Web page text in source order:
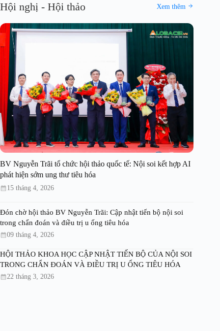
Hội nghị - Hội thảo Xem thêm
BV Nguyễn Trãi tổ chức hội thảo quốc tế: Nội soi kết hợp AI
phát hiện sớm ung thư tiêu hóa
15 tháng 4, 2026
Đón chờ hội thảo BV Nguyễn Trãi: Cập nhật tiến bộ nội soi
trong chẩn đoán và điều trị u ống tiêu hóa
09 tháng 4, 2026
HỘI THẢO KHOA HỌC CẬP NHẬT TIẾN BỘ CỦA NỘI SOI
TRONG CHẨN ĐOÁN VÀ ĐIỀU TRỊ U ỐNG TIÊU HÓA
22 tháng 3, 2026